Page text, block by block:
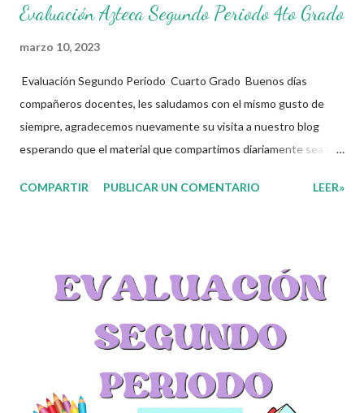
Evaluación Azteca Segundo Periodo 4to Grado
marzo 10, 2023
Evaluación Segundo Periodo Cuarto Grado Buenos días
compañeros docentes, les saludamos con el mismo gusto de
siempre, agradecemos nuevamente su visita a nuestro blog
esperando que el material que compartimos diariamente sea de
compartir con ustedes este increíble Evaluación Azteca
Esperamos sean de gran utilidad para docentes y alumnos. Con
grandioso material. Recordamos también que nosotros
únicamente lo compartimos con fines informativos y educativos
en nuestra labor como agentes de la educación. 👏 Obtén
Examen aquí 👇👇 Evaluación Segundo Periodo 4to Grado
COMPARTIR PUBLICAR UN COMENTARIO LEER»